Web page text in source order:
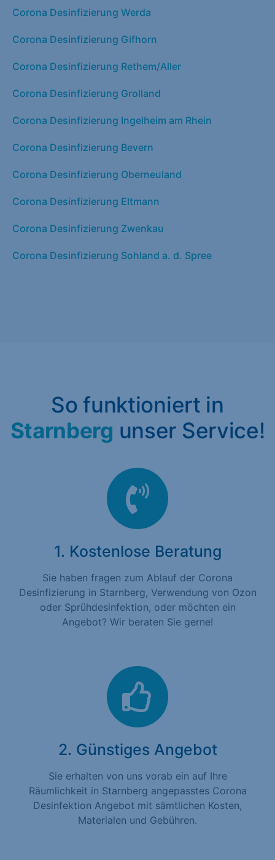
Corona Desinfizierung Werda
Corona Desinfizierung Gifhorn
Corona Desinfizierung Rethem/Aller
Corona Desinfizierung Grolland
Corona Desinfizierung Ingelheim am Rhein
Corona Desinfizierung Bevern
Corona Desinfizierung Oberneuland
Corona Desinfizierung Eltmann
Corona Desinfizierung Zwenkau
Corona Desinfizierung Sohland a. d. Spree
So funktioniert in
Starnberg unser Service!
1. Kostenlose Beratung
Sie haben fragen zum Ablauf der Corona
Desinfizierung in Starnberg, Verwendung von Ozon
oder Sprühdesinfektion, oder möchten ein
Angebot? Wir beraten Sie gerne!
2. Günstiges Angebot
Sie erhalten von uns vorab ein auf Ihre
Räumlichkeit in Starnberg angepasstes Corona
Desinfektion Angebot mit sämtlichen Kosten,
Materialen und Gebühren.